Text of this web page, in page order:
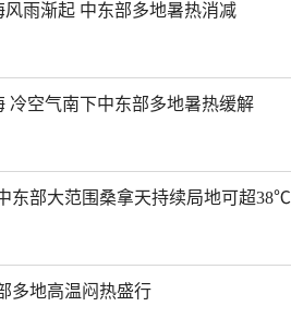
风雨渐起 中东部多地暑热消减
冷空气南下中东部多地暑热缓解
东部大范围桑拿天持续局地可超38℃
多地高温闷热盛行